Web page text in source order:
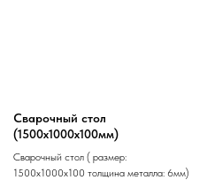
Сварочный стол
(1500х1000х100мм)
Сварочный стол ( размер:
1500х1000х100 толщина металла: 6мм)